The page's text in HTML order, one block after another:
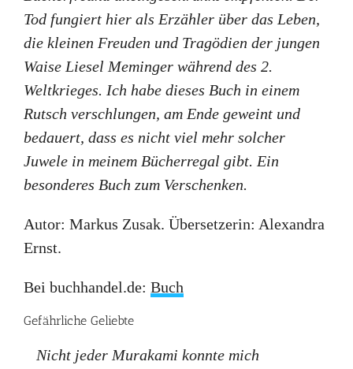
Tod fungiert hier als Erzähler über das Leben,
die kleinen Freuden und Tragödien der jungen
Waise Liesel Meminger während des 2.
Weltkrieges. Ich habe dieses Buch in einem
Rutsch verschlungen, am Ende geweint und
bedauert, dass es nicht viel mehr solcher
Juwele in meinem Bücherregal gibt. Ein
besonderes Buch zum Verschenken.
Autor: Markus Zusak. Übersetzerin: Alexandra
Ernst.
Bei buchhandel.de: Buch
Gefährliche Geliebte
Nicht jeder Murakami konnte mich